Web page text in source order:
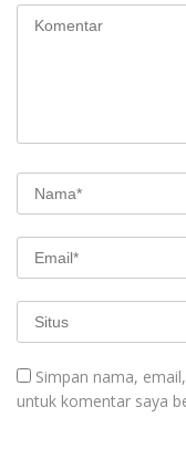
Simpan nama,
untuk komentar saya